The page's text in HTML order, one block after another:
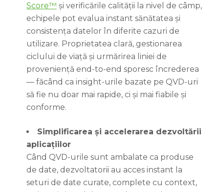
Score™ și verificările calității la nivel de câmp,
echipele pot evalua instant sănătatea și
consistența datelor în diferite cazuri de
utilizare. Proprietatea clară, gestionarea
ciclului de viață și urmărirea liniei de
proveniență end-to-end sporesc încrederea
— făcând ca insight-urile bazate pe QVD-uri
să fie nu doar mai rapide, ci și mai fiabile și
conforme.
Simplificarea și accelerarea dezvoltării
aplicațiilor
Când QVD-urile sunt ambalate ca produse
de date, dezvoltatorii au acces instant la
seturi de date curate, complete cu context,